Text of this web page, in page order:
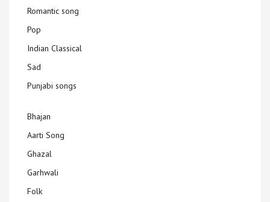
Romantic song
Pop
Indian Classical
Sad
Punjabi songs
Bhajan
Aarti Song
Ghazal
Garhwali
Folk